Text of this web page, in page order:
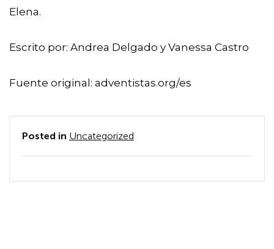
Elena.
Escrito por: Andrea Delgado y Vanessa Castro
Fuente original: adventistas.org/es
Posted in Uncategorized